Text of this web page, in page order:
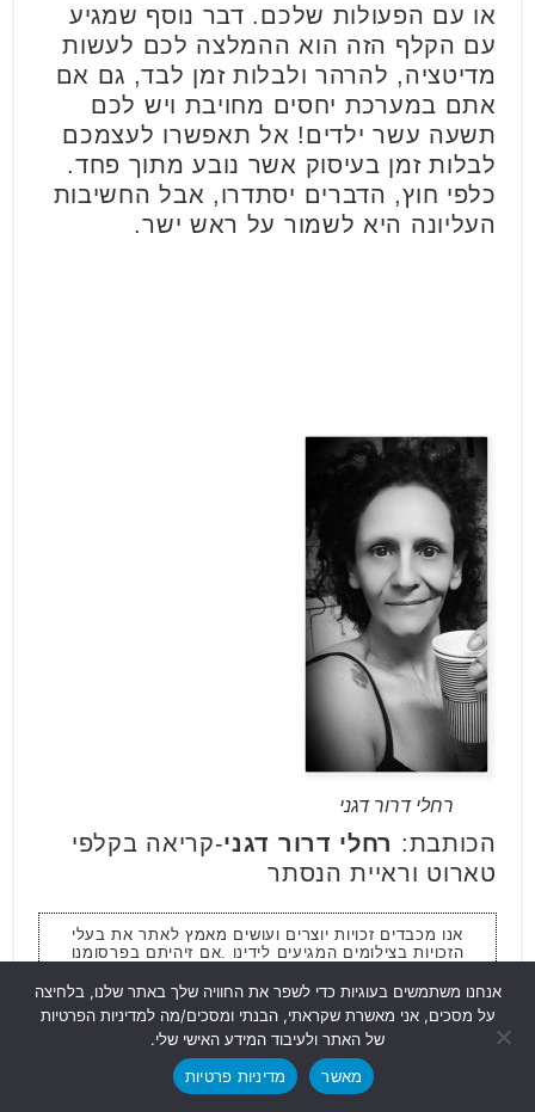
או עם הפעולות שלכם. דבר נוסף שמגיע
עם הקלף הזה הוא ההמלצה לכם לעשות
מדיטציה, להרהר ולבלות זמן לבד, גם אם
אתם במערכת יחסים מחויבת ויש לכם
תשעה עשר ילדים! אל תאפשרו לעצמכם
לבלות זמן בעיסוק אשר נובע מתוך פחד.
כלפי חוץ, הדברים יסתדרו, אבל החשיבות
העליונה היא לשמור על ראש ישר.
רחלי דרור דגני
הכותבת: רחלי דרור דגני-קריאה בקלפי
טארוט וראיית הנסתר
אנו מכבדים זכויות יוצרים ועושים מאמץ לאתר את בעלי
הזכויות בצילומים המגיעים לידינו .אם זיהיתם בפרסומנו
ולבקש לחדול מהשימוש באמצעות המיילinfo@rgg-
אנחנו משתמשים בעוגיות כדי לשפר את החוויה שלך באתר שלנו, בלחיצה
על מסכים, אני מאשרת שקראתי, הבנתי ומסכים/מה למדיניות הפרטיות
של האתר ולעיבוד המידע האישי שלי.
מאשר
מדיניות פרטיות